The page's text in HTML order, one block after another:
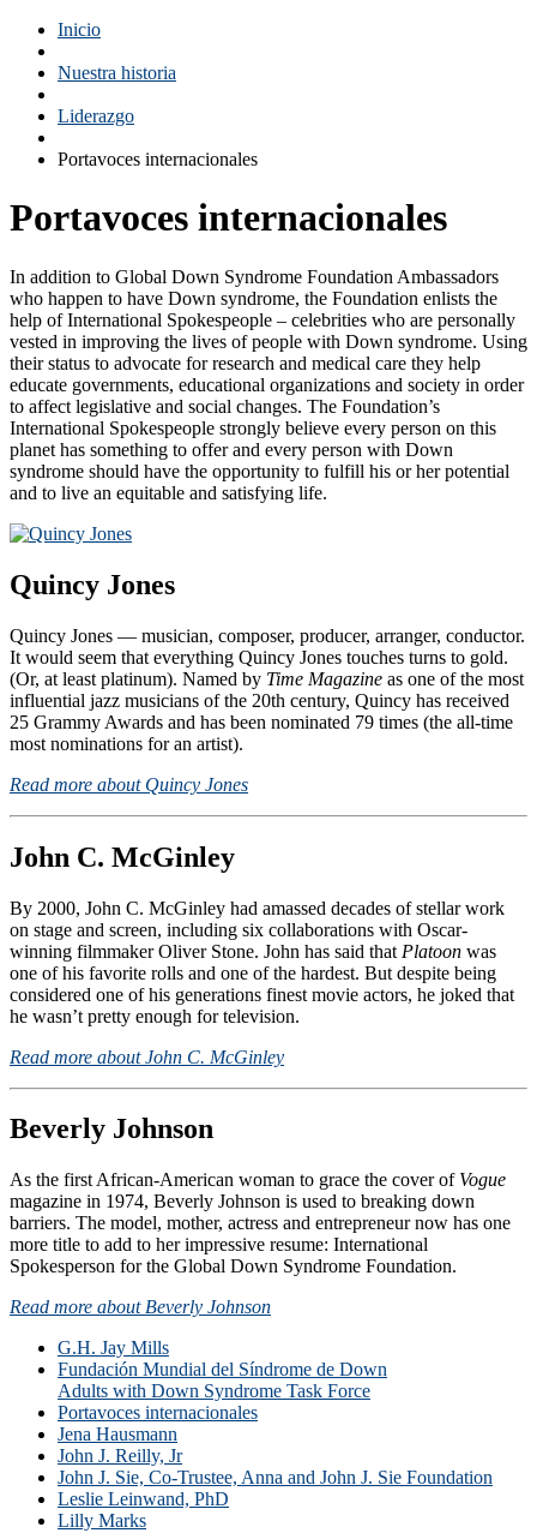
Inicio
Nuestra historia
Liderazgo
Portavoces internacionales
Portavoces internacionales
In addition to Global Down Syndrome Foundation Ambassadors
who happen to have Down syndrome, the Foundation enlists the
help of International Spokespeople – celebrities who are personally
vested in improving the lives of people with Down syndrome. Using
their status to advocate for research and medical care they help
educate governments, educational organizations and society in order
to affect legislative and social changes. The Foundation’s
International Spokespeople strongly believe every person on this
planet has something to offer and every person with Down
syndrome should have the opportunity to fulfill his or her potential
and to live an equitable and satisfying life.
Quincy Jones
Quincy Jones — musician, composer, producer, arranger, conductor.
It would seem that everything Quincy Jones touches turns to gold.
(Or, at least platinum). Named by Time Magazine as one of the most
influential jazz musicians of the 20th century, Quincy has received
25 Grammy Awards and has been nominated 79 times (the all-time
most nominations for an artist).
Read more about Quincy Jones
John C. McGinley
By 2000, John C. McGinley had amassed decades of stellar work
on stage and screen, including six collaborations with Oscar-
winning filmmaker Oliver Stone. John has said that Platoon was
one of his favorite rolls and one of the hardest. But despite being
considered one of his generations finest movie actors, he joked that
he wasn’t pretty enough for television.
Read more about John C. McGinley
Beverly Johnson
As the first African-American woman to grace the cover of Vogue
magazine in 1974, Beverly Johnson is used to breaking down
barriers. The model, mother, actress and entrepreneur now has one
more title to add to her impressive resume: International
Spokesperson for the Global Down Syndrome Foundation.
Read more about Beverly Johnson
G.H. Jay Mills
Fundación Mundial del Síndrome de Down
Adults with Down Syndrome Task Force
Portavoces internacionales
Jena Hausmann
John J. Reilly, Jr
John J. Sie, Co-Trustee, Anna and John J. Sie Foundation
Leslie Leinwand, PhD
Lilly Marks